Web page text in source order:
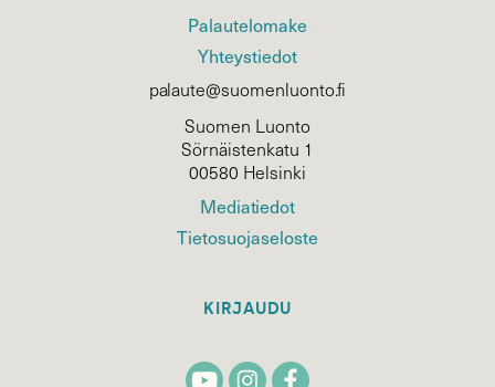
Palautelomake
Yhteystiedot
palaute@suomenluonto.fi
Suomen Luonto
Sörnäistenkatu 1
00580 Helsinki
Mediatiedot
Tietosuojaseloste
KIRJAUDU